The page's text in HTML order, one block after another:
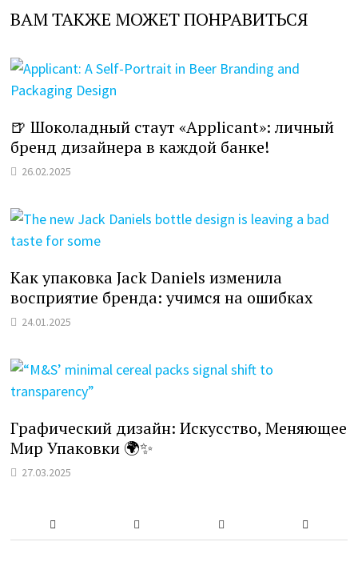
ВАМ ТАКЖЕ МОЖЕТ ПОНРАВИТЬСЯ
🍺 Шоколадный стаут «Applicant»: личный
бренд дизайнера в каждой банке!
26.02.2025
Как упаковка Jack Daniels изменила
восприятие бренда: учимся на ошибках
24.01.2025
Графический дизайн: Искусство, Меняющее
Мир Упаковки 🌍✨
27.03.2025